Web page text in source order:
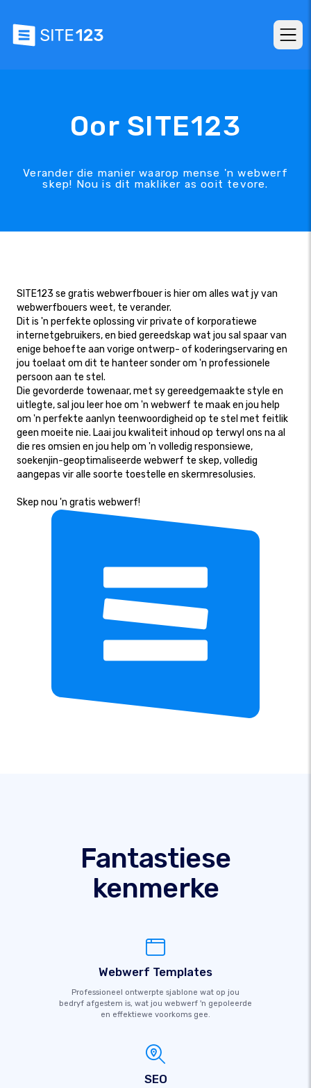
Oor SITE123
Verander die manier waarop mense 'n webwerf
skep! Nou is dit makliker as ooit tevore.
SITE123 se gratis webwerfbouer is hier om alles wat jy van
webwerfbouers weet, te verander.
Dit is 'n perfekte oplossing vir private of korporatiewe
internetgebruikers, en bied gereedskap wat jou sal spaar van
enige behoefte aan vorige ontwerp- of koderingservaring en
jou toelaat om dit te hanteer sonder om 'n professionele
persoon aan te stel.
Die gevorderde towenaar, met sy gereedgemaakte style en
uitlegte, sal jou leer hoe om 'n webwerf te maak en jou help
om 'n perfekte aanlyn teenwoordigheid op te stel met feitlik
geen moeite nie. Laai jou kwaliteit inhoud op terwyl ons na al
die res omsien en jou help om 'n volledig responsiewe,
soekenjin-geoptimaliseerde webwerf te skep, volledig
aangepas vir alle soorte toestelle en skermresolusies.
Skep nou 'n gratis webwerf!
Fantastiese
kenmerke
Webwerf Templates
Professioneel ontwerpte sjablone wat op jou
bedryf afgestem is, wat jou webwerf 'n gepoleerde
en effektiewe voorkoms gee.
SEO